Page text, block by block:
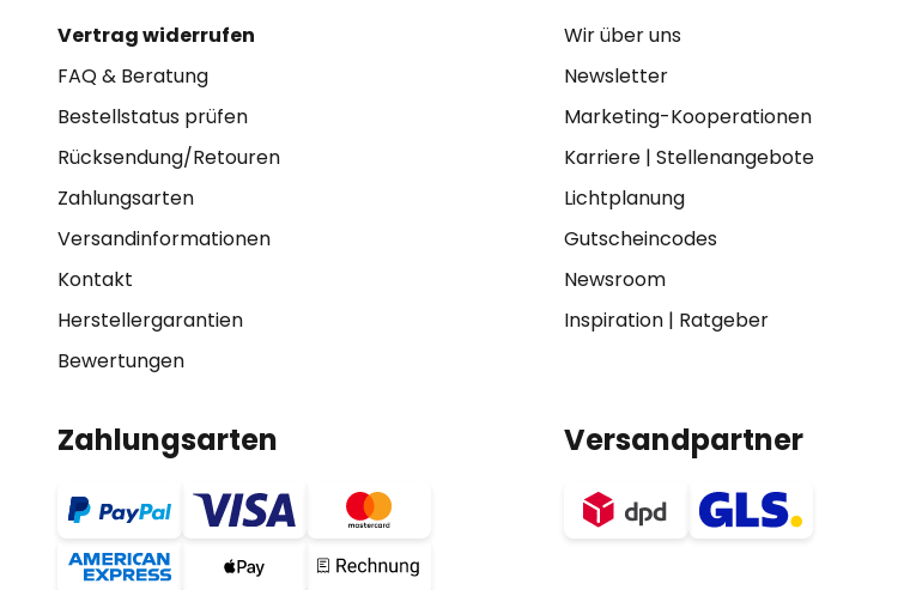
Vertrag widerrufen
FAQ & Beratung
Bestellstatus prüfen
Rücksendung/Retouren
Zahlungsarten
Versandinformationen
Kontakt
Herstellergarantien
Bewertungen
Wir über uns
Newsletter
Marketing-Kooperationen
Karriere| Stellenangebote
Lichtplanung
Gutscheincodes
Newsroom
Inspiration| Ratgeber
Zahlungsarten Versandpartner